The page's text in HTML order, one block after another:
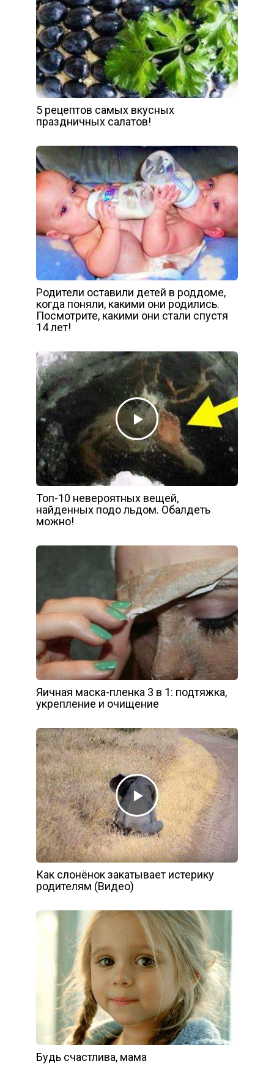
5 рецептов самых вкусных
праздничных салатов!
Родители оставили детей в роддоме,
когда поняли, какими они родились.
Посмотрите, какими они стали спустя
14 лет!
Топ-10 невероятных вещей,
найденных подо льдом. Обалдеть
можно!
Яичная маска-пленка 3 в 1: подтяжка,
укрепление и очищение
Как слонёнок закатывает истерику
родителям (Видео)
Будь счастлива, мама